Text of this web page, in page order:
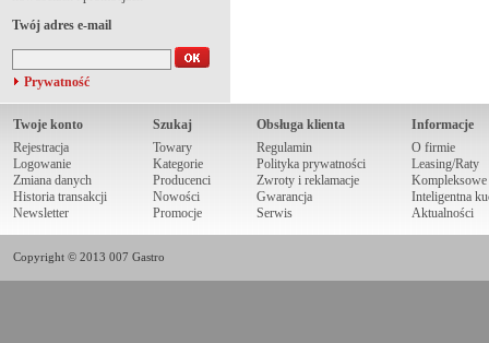
Twój adres e-mail
Prywatność
Twoje konto
Rejestracja
Logowanie
Zmiana danych
Historia transakcji
Newsletter
Szukaj
Towary
Kategorie
Producenci
Nowości
Promocje
Obsługa klienta
Regulamin
Polityka prywatności
Zwroty i reklamacje
Gwarancja
Serwis
Informacje
O firmie
Leasing/Raty
Kompleksowe
Inteligentna
Aktualności
Copyright © 2013 007 Gastro